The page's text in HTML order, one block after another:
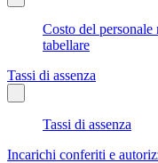
Costo del
tabellare
Tassi di assenza
Tassi di assenza
Incarichi conferiti e